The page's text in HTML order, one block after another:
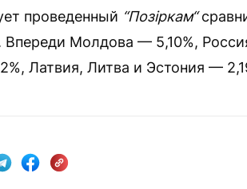
проведенный “Позіркам“
Впереди Молдова — 5,10%,
Латвия, Литва и Эстония —